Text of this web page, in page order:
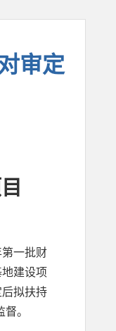
审定
一批财
建设项
拟扶持
。